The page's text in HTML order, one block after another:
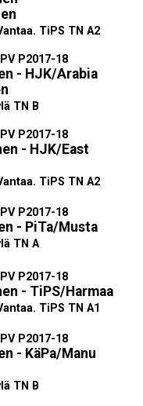
TiPS TN A2
P2017-18
- HJK/Arabia
TN B
P2017-18
- HJK/East
TiPS TN A2
P2017-18
- PiTa/Musta
TN A
P2017-18
- TiPS/Harmaa
TiPS TN A1
P2017-18
- KäPa/Manu
TN B